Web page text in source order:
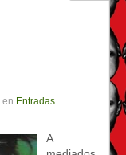
en Entradas
A